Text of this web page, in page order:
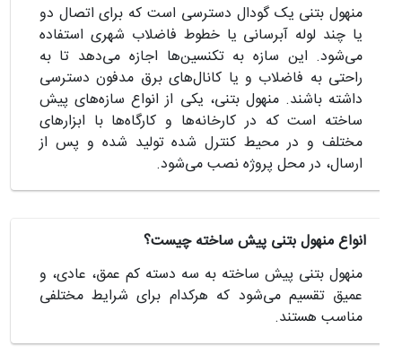
منهول بتنی یک گودال دسترسی است که برای اتصال دو
یا چند لوله آبرسانی یا خطوط فاضلاب شهری استفاده
می‌شود. این سازه به تکنسین‌ها اجازه می‌دهد تا به
راحتی به فاضلاب و یا کانال‌های برق مدفون دسترسی
داشته باشند. منهول بتنی، یکی از انواع سازه‌های پیش
ساخته است که در کارخانه‌ها و کارگاه‌ها با ابزارهای
مختلف و در محیط کنترل شده تولید شده و پس از
ارسال، در محل پروژه نصب می‌شود.
انواع منهول بتنی پیش ساخته چیست؟
منهول بتنی پیش ساخته به سه دسته کم عمق، عادی، و
عمیق تقسیم می‌شود که هرکدام برای شرایط مختلفی
مناسب هستند.